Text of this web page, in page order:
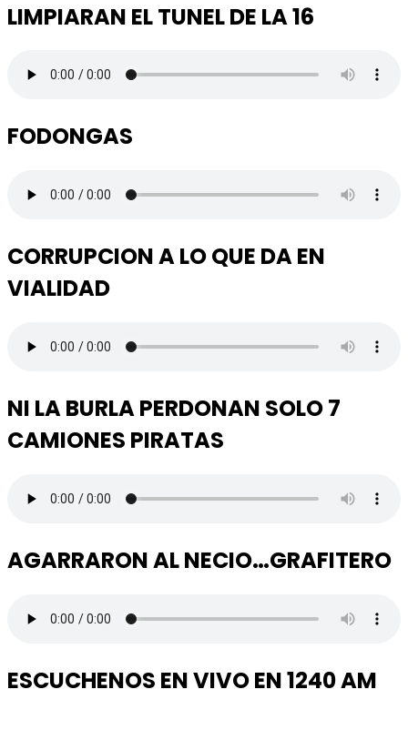
LIMPIARAN EL TUNEL DE LA 16
FODONGAS
CORRUPCION A LO QUE DA EN
VIALIDAD
NI LA BURLA PERDONAN SOLO 7
CAMIONES PIRATAS
AGARRARON AL NECIO…GRAFITERO
ESCUCHENOS EN VIVO EN 1240 AM